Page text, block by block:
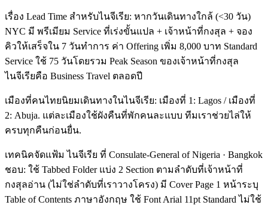
เรื่อง Lead Time สำหรับไนจีเรีย: หากวันเดินทางใกล้ (<30 วัน)
NYC มี พรีเมียม Service ที่เร่งขั้นแปล + เจ้าหน้าที่กงสุล + จอง
คิวให้เสร็จใน 7 วันทำการ ค่า Offering เพิ่ม 8,000 บาท Standard
Service ใช้ 75 วันโดยรวม Peak Season ของเจ้าหน้าที่กงสุล
ไนจีเรียคือ Business Travel ตลอดปี
เมืองที่คนไทยนิยมเดินทางในไนจีเรีย: เมืองที่ 1: Lagos / เมืองที่
2: Abuja. แต่ละเมืองใช้ผังคืนที่พักคนละแบบ ทีมเราช่วยไล่ให้
ครบทุกคืนก่อนยื่น.
เทคนิคจัดแฟ้ม ไนจีเรีย ที่ Consulate-General of Nigeria · Bangkok
ชอบ: ใช้ Tabbed Folder แบ่ง 2 Section ตามลำดับที่เจ้าหน้าที่
กงสุลอ่าน (ไม่ใช่ลำดับที่เราวางโครง) มี Cover Page 1 หน้าระบุ
Table of Contents ภาษาอังกฤษ ใช้ Font Arial 11pt Standard ไม่ใช้